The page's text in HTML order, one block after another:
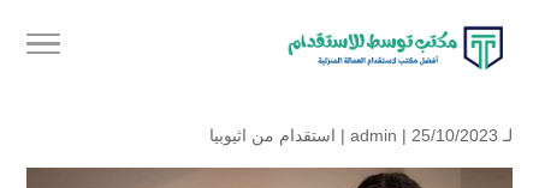
لـ admin | 25/10/2023 | استقدام من اثيوبيا